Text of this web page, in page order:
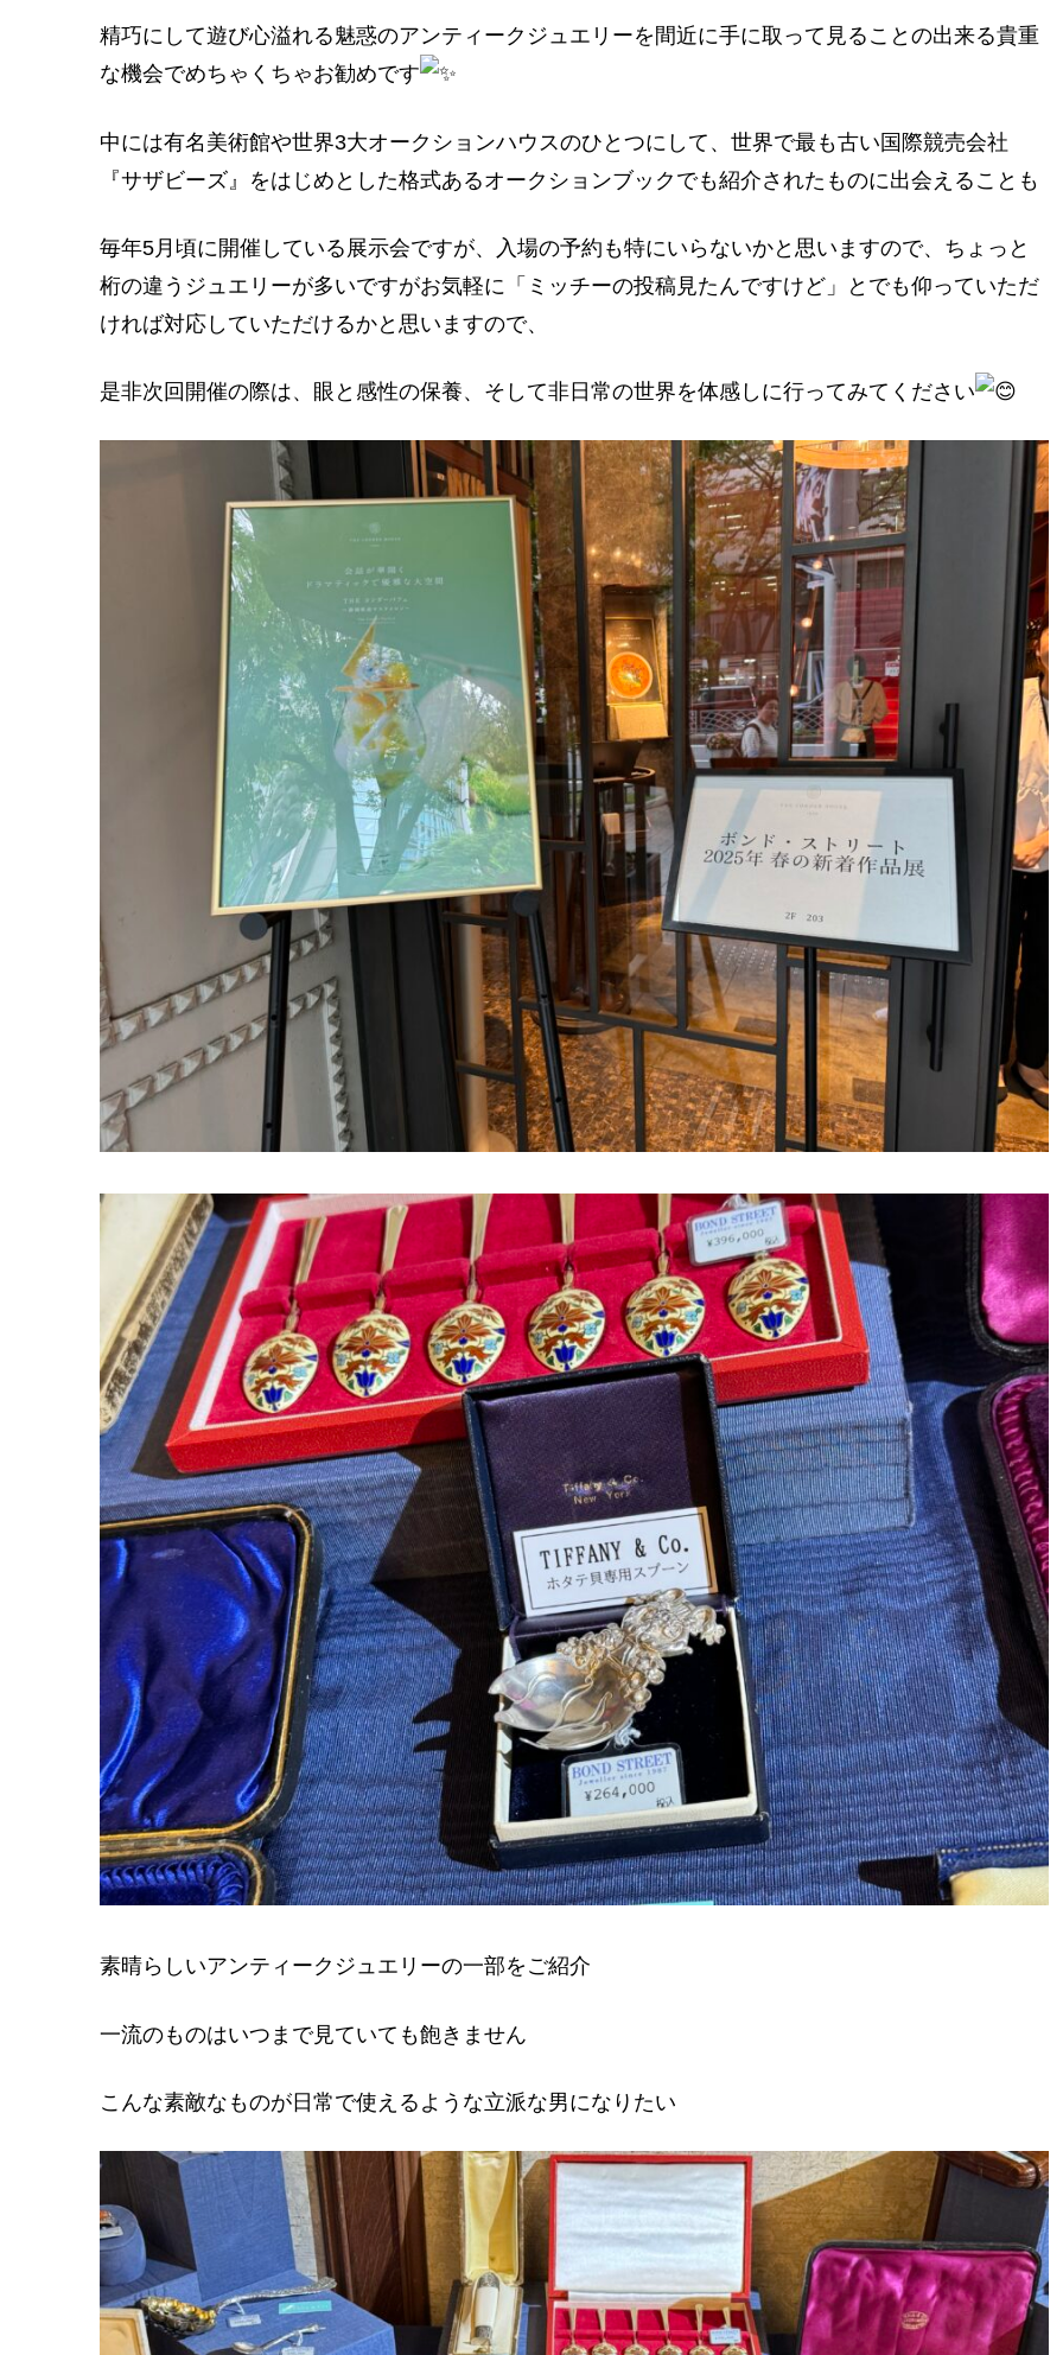
精巧にして遊び心溢れる魅惑のアンティークジュエリーを間近に手に取って見ることの出来る貴重
な機会でめちゃくちゃお勧めです
中には有名美術館や世界3大オークションハウスのひとつにして、世界で最も古い国際競売会社
『サザビーズ』をはじめとした格式あるオークションブックでも紹介されたものに出会えることも
毎年5月頃に開催している展示会ですが、入場の予約も特にいらないかと思いますので、ちょっと
桁の違うジュエリーが多いですがお気軽に「ミッチーの投稿見たんですけど」とでも仰っていただ
ければ対応していただけるかと思いますので、
是非次回開催の際は、眼と感性の保養、そして非日常の世界を体感しに行ってみてください
素晴らしいアンティークジュエリーの一部をご紹介
一流のものはいつまで見ていても飽きません
こんな素敵なものが日常で使えるような立派な男になりたい